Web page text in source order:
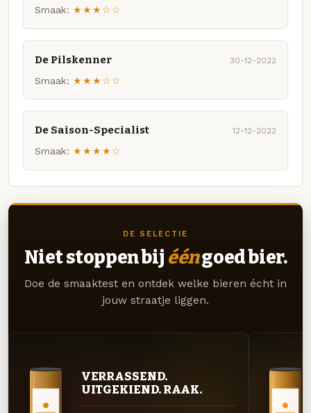
Smaak: ★★★☆☆
De Pilskenner 30-12-2022
Smaak: ★★★☆☆
De Saison-Specialist 12-12-2022
Smaak: ★★★★☆
DE SELECTIE
Niet stoppen bij ééngoed bier.
Doe de smaaktest en ontdek welke bieren écht in
jouw straatje liggen.
VERRASSEND.
UITGEKIEND. RAAK.